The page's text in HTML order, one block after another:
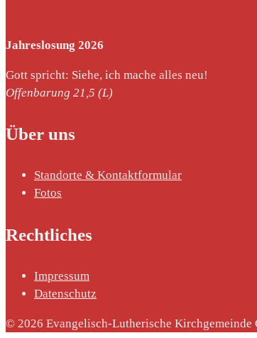
Jahreslosung 2026
Gott spricht: Siehe, ich mache alles neu!
Offenbarung 21,5 (L)
Über uns
Standorte & Kontaktformular
Fotos
Rechtliches
Impressum
Datenschutz
© 2026 Evangelisch-Lutherische